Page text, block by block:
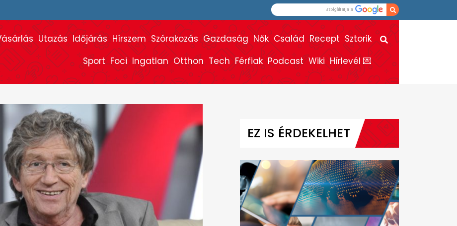
Utazás Időjárás Hírszem Szórakozás Gazdaság Nők Család Recept Sztorik
Sport Foci Ingatlan Otthon Tech Férfiak Podcast Wiki Hírlevél 💌
EZ IS ÉRDEKELHET